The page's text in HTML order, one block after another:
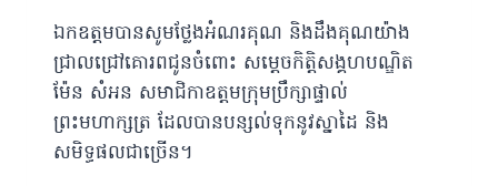
ឯកឧត្តមបានសូមថ្លែងអំណរគុណ និងដឹងគុណយ៉ាង
ជ្រាលជ្រៅគោរពជូនចំពោះ សម្តេចកិត្តិសង្គហបណ្ឌិត
ម៉ែន សំអន សមាជិកាឧត្តមក្រុមប្រឹក្សាផ្ទាល់
ព្រះមហាក្សត្រ ដែលបានបន្សល់ទុកនូវស្នាដៃ និង
សមិទ្ធផលជាច្រើន។